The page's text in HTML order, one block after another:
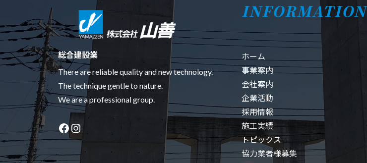
総合建設業
There are reliable quality and new technology.
The technique gentle to nature.
We are a professional group.
Facebook
Instagram
INFORMATION
ホーム
事業案内
会社案内
企業活動
採用情報
施工実績
トピックス
協力業者様募集